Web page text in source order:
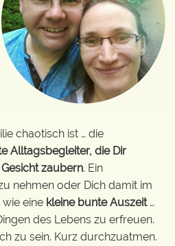
chaotisch ist … die
Alltagsbegleiter, die Dir
zaubern. Ein
nehmen oder Dich damit im
eine kleine bunte Auszeit…
des Lebens zu erfreuen.
zu sein. Kurz durchzuatmen.